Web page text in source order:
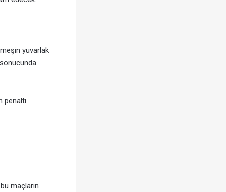
yuvarlak
penaltı
maçların